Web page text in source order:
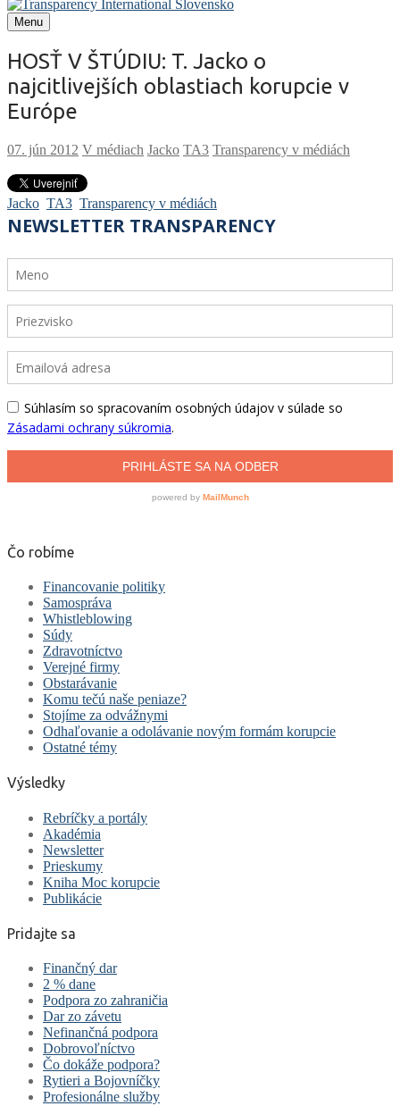
Menu
HOSŤ V ŠTÚDIU: T. Jacko o
najcitlivejších oblastiach korupcie v
Európe
V médiach Jacko TA3 Transparency v médiách
Jacko TA3 Transparency v médiách
Čo robíme
Financovanie politiky
Samospráva
Whistleblowing
Súdy
Zdravotníctvo
Verejné firmy
Obstarávanie
Komu tečú naše peniaze?
Stojíme za odvážnymi
Odhaľovanie a odolávanie novým formám korupcie
Ostatné témy
Výsledky
Rebríčky a portály
Akadémia
Newsletter
Prieskumy
Kniha Moc korupcie
Publikácie
Pridajte sa
Finančný dar
2 % dane
Podpora zo zahraničia
Dar zo závetu
Nefinančná podpora
Dobrovoľníctvo
Čo dokáže podpora?
Rytieri a Bojovníčky
Profesionálne služby